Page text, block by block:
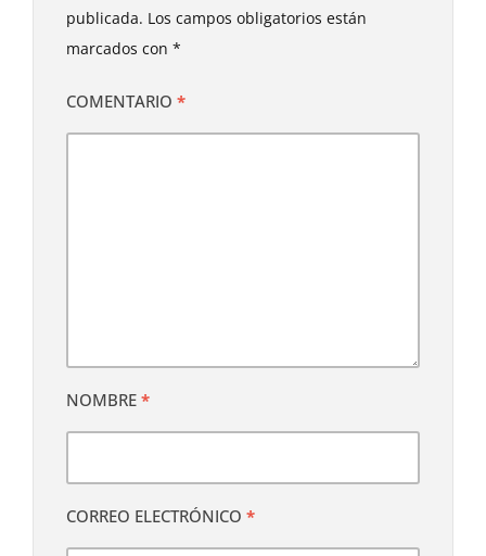
publicada. Los campos obligatorios están
marcados con *
COMENTARIO *
NOMBRE *
CORREO ELECTRÓNICO *